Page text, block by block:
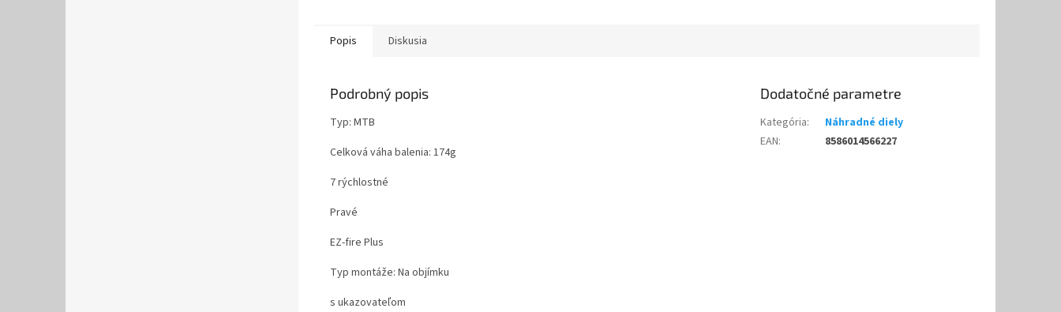
Popis Diskusia
Podrobný popis
Typ: MTB
Celková váha balenia: 174g
7 rýchlostné
Pravé
EZ-fire Plus
Typ montáže: Na objímku
s ukazovateľom
Dodatočné parametre
Kategória:
Náhradné diely
EAN: 8586014566227